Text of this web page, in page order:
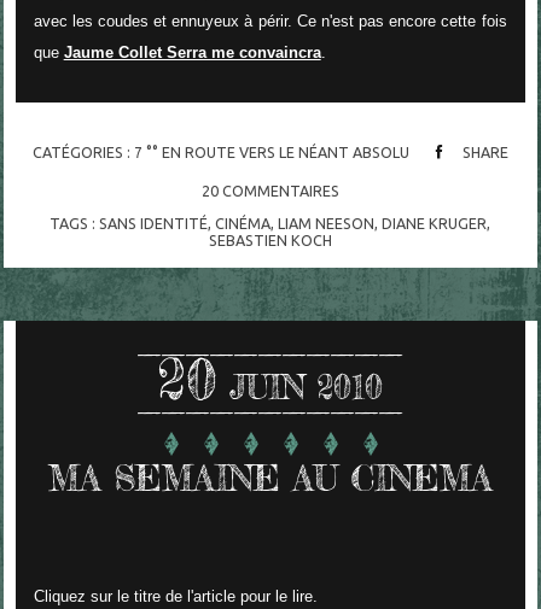
avec les coudes et ennuyeux à périr. Ce n'est pas encore cette fois
que Jaume Collet Serra me convaincra.
CATÉGORIES : 7 °° EN ROUTE VERS LE NÉANT ABSOLU SHARE
20 COMMENTAIRES
TAGS :SANS IDENTITÉ ,CINÉMA ,LIAM NEESON ,DIANE KRUGER
SEBASTIEN KOCH
20 JUIN 2010
MA SEMAINE AU CINEMA
Cliquez sur le titre de l'article pour le lire.